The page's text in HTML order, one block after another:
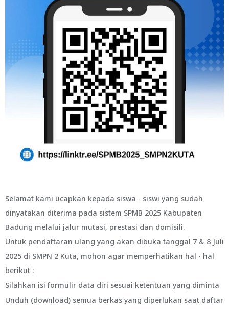
Selamat kami ucapkan kepada siswa - siswi yang sudah
dinyatakan diterima pada sistem SPMB 2025 Kabupaten
Badung melalui jalur mutasi, prestasi dan domisili.
Untuk pendaftaran ulang yang akan dibuka tanggal 7 & 8 Juli
2025 di SMPN 2 Kuta, mohon agar memperhatikan hal - hal
berikut :
Silahkan isi formulir data diri sesuai ketentuan yang diminta
Unduh (download) semua berkas yang diperlukan saat daftar